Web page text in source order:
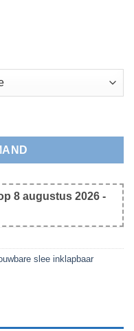
en Rugleuning aantal
8 augustus 2026 -
slee inklapbaar